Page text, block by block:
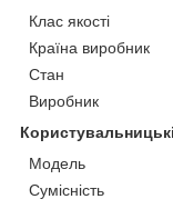
Клас якості
Країна виробник
Стан
Виробник
Мoдель
Сумісність